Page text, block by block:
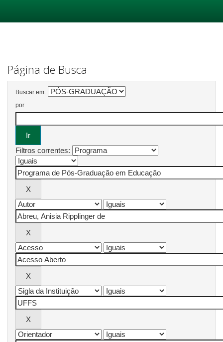
Página de Busca
Buscar em:
por
Filtros correntes: